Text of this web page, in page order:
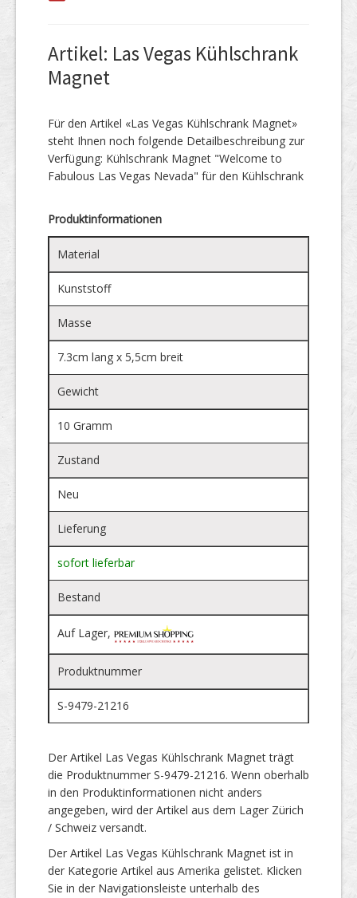
Artikel: Las Vegas Kühlschrank
Magnet
Für den Artikel «Las Vegas Kühlschrank Magnet»
steht Ihnen noch folgende Detailbeschreibung zur
Verfügung: Kühlschrank Magnet "Welcome to
Fabulous Las Vegas Nevada" für den Kühlschrank
Produktinformationen
Material
Kunststoff
Masse
7.3cm lang x 5,5cm breit
Gewicht
10 Gramm
Zustand
Neu
Lieferung
sofort lieferbar
Bestand
Auf Lager,
Produktnummer
S-9479-21216
Der Artikel Las Vegas Kühlschrank Magnet trägt
die Produktnummer S-9479-21216. Wenn oberhalb
in den Produktinformationen nicht anders
angegeben, wird der Artikel aus dem Lager Zürich
/ Schweiz versandt.
Der Artikel Las Vegas Kühlschrank Magnet ist in
der Kategorie Artikel aus Amerika gelistet. Klicken
Sie in der Navigationsleiste unterhalb des